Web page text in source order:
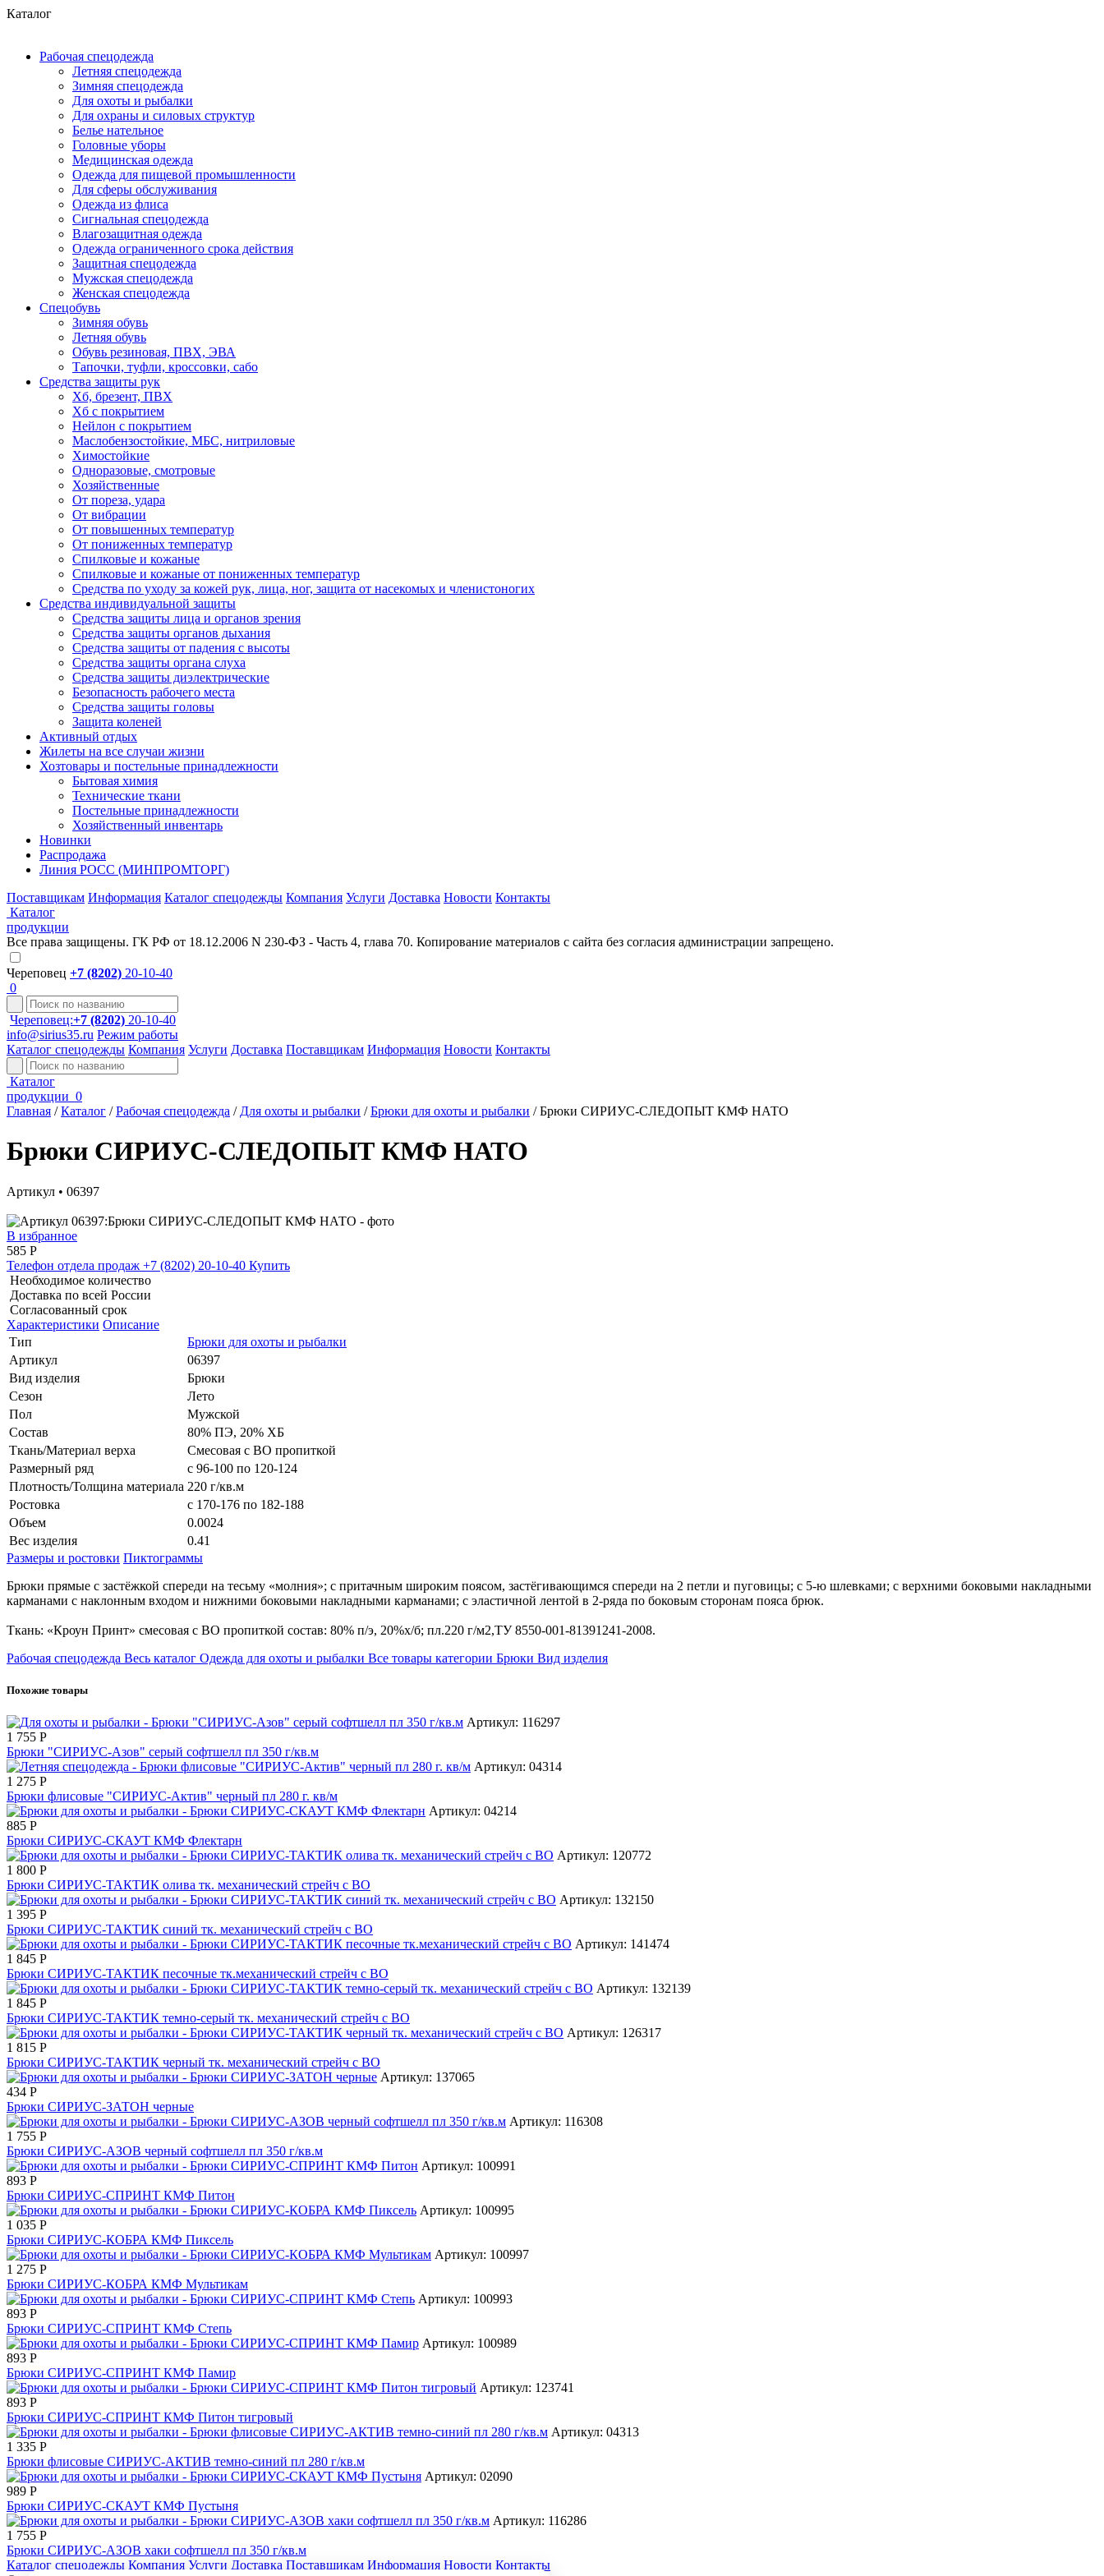
Каталог
Рабочая спецодежда
Летняя спецодежда
Зимняя спецодежда
Для охоты и рыбалки
Для охраны и силовых структур
Белье нательное
Головные уборы
Медицинская одежда
Одежда для пищевой промышленности
Для сферы обслуживания
Одежда из флиса
Сигнальная спецодежда
Влагозащитная одежда
Одежда ограниченного срока действия
Защитная спецодежда
Мужская спецодежда
Женская спецодежда
Спецобувь
Зимняя обувь
Летняя обувь
Обувь резиновая, ПВХ, ЭВА
Тапочки, туфли, кроссовки, сабо
Средства защиты рук
Хб, брезент, ПВХ
Хб с покрытием
Нейлон с покрытием
Маслобензостойкие, МБС, нитриловые
Химостойкие
Одноразовые, смотровые
Хозяйственные
От пореза, удара
От вибрации
От повышенных температур
От пониженных температур
Спилковые и кожаные
Спилковые и кожаные от пониженных температур
Средства по уходу за кожей рук, лица, ног, защита от насекомых и членистоногих
Средства индивидуальной защиты
Средства защиты лица и органов зрения
Средства защиты органов дыхания
Средства защиты от падения с высоты
Средства защиты органа слуха
Средства защиты диэлектрические
Безопасность рабочего места
Средства защиты головы
Защита коленей
Активный отдых
Жилеты на все случаи жизни
Хозтовары и постельные принадлежности
Бытовая химия
Технические ткани
Постельные принадлежности
Хозяйственный инвентарь
Новинки
Распродажа
Линия РОСС (МИНПРОМТОРГ)
Поставщикам Информация Каталог спецодежды Компания Услуги Доставка Новости Контакты
Каталог
продукции
Все права защищены. ГК РФ от 18.12.2006 N 230-ФЗ - Часть 4, глава 70. Копирование материалов с сайта без согласия администрации запрещено.
Череповец +7 (8202) 20-10-40
0
Череповец:+7 (8202) 20-10-40
info@sirius35.ru Режим работы
Каталог спецодежды Компания Услуги Доставка Поставщикам Информация Новости Контакты
Каталог
продукции 0
Главная / Каталог / Рабочая спецодежда / Для охоты и рыбалки / Брюки для охоты и рыбалки / Брюки СИРИУС-СЛЕДОПЫТ КМФ НАТО
Брюки СИРИУС-СЛЕДОПЫТ КМФ НАТО
Артикул • 06397
В избранное
585 Р
Телефон отдела продаж +7 (8202) 20-10-40 Купить
Необходимое количество
Доставка по всей России
Согласованный срок
Характеристики Описание
Тип
Брюки для охоты и рыбалки
Артикул
06397
Вид изделия
Брюки
Сезон
Лето
Пол
Мужской
Состав
80% ПЭ, 20% ХБ
Ткань/Материал верха
Смесовая с ВО пропиткой
Размерный ряд
с 96-100 по 120-124
Плотность/Толщина материала 220 г/кв.м
Ростовка
с 170-176 по 182-188
Объем
0.0024
Вес изделия
0.41
Размеры и ростовки Пиктограммы
Брюки прямые с застёжкой спереди на тесьму «молния»; с притачным широким поясом, застёгивающимся спереди на 2 петли и пуговицы; с 5-ю шлевками; с верхними боковыми накладными
карманами с наклонным входом и нижними боковыми накладными карманами; с эластичной лентой в 2-ряда по боковым сторонам пояса брюк.
Ткань: «Кроун Принт» смесовая с ВО пропиткой состав: 80% п/э, 20%х/б; пл.220 г/м2,ТУ 8550-001-81391241-2008.
Рабочая спецодежда Весь каталог Одежда для охоты и рыбалки Все товары категории Брюки Вид изделия
Похожие товары
Артикул: 116297
1 755 Р
Брюки "СИРИУС-Азов" серый софтшелл пл 350 г/кв.м
Артикул: 04314
1 275 Р
Брюки флисовые "СИРИУС-Актив" черный пл 280 г. кв/м
Артикул: 04214
885 Р
Брюки СИРИУС-СКАУТ КМФ Флектарн
Артикул: 120772
1 800 Р
Брюки СИРИУС-ТАКТИК олива тк. механический стрейч с ВО
Артикул: 132150
1 395 Р
Брюки СИРИУС-ТАКТИК синий тк. механический стрейч с ВО
Артикул: 141474
1 845 Р
Брюки СИРИУС-ТАКТИК песочные тк.механический стрейч с ВО
Артикул: 132139
1 845 Р
Брюки СИРИУС-ТАКТИК темно-серый тк. механический стрейч с ВО
Артикул: 126317
1 815 Р
Брюки СИРИУС-ТАКТИК черный тк. механический стрейч с ВО
Артикул: 137065
434 Р
Брюки СИРИУС-ЗАТОН черные
Артикул: 116308
1 755 Р
Брюки СИРИУС-АЗОВ черный софтшелл пл 350 г/кв.м
Артикул: 100991
893 Р
Брюки СИРИУС-СПРИНТ КМФ Питон
Артикул: 100995
1 035 Р
Брюки СИРИУС-КОБРА КМФ Пиксель
Артикул: 100997
1 275 Р
Брюки СИРИУС-КОБРА КМФ Мультикам
Артикул: 100993
893 Р
Брюки СИРИУС-СПРИНТ КМФ Степь
Артикул: 100989
893 Р
Брюки СИРИУС-СПРИНТ КМФ Памир
Артикул: 123741
893 Р
Брюки СИРИУС-СПРИНТ КМФ Питон тигровый
Артикул: 04313
1 335 Р
Брюки флисовые СИРИУС-АКТИВ темно-синий пл 280 г/кв.м
Артикул: 02090
989 Р
Брюки СИРИУС-СКАУТ КМФ Пустыня
Артикул: 116286
1 755 Р
Брюки СИРИУС-АЗОВ хаки софтшелл пл 350 г/кв.м
Каталог спецодежды Компания Услуги Доставка Поставщикам Информация Новости Контакты